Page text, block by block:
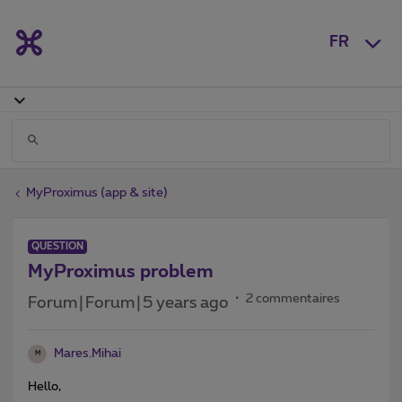
FR
MyProximus (app & site)
QUESTION
MyProximus problem
Forum|Forum|5 years ago 2 commentaires
M Mares.Mihai
Hello,